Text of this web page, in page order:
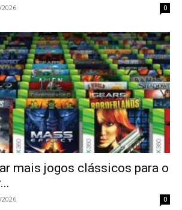
0
mais jogos clássicos para o
0